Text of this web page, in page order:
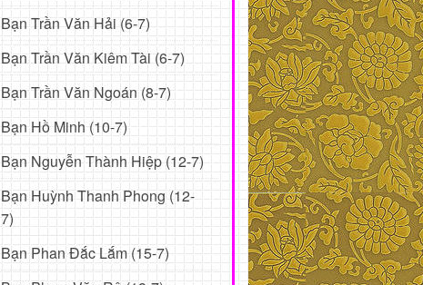
Bạn Trần Văn Hải (6-7)
Bạn Trần Văn Kiêm Tài (6-7)
Bạn Trần Văn Ngoán (8-7)
Bạn Hồ Minh (10-7)
Bạn Nguyễn Thành Hiệp (12-7)
Bạn Huỳnh Thanh Phong (12-
7)
Bạn Phan Đắc Lắm (15-7)